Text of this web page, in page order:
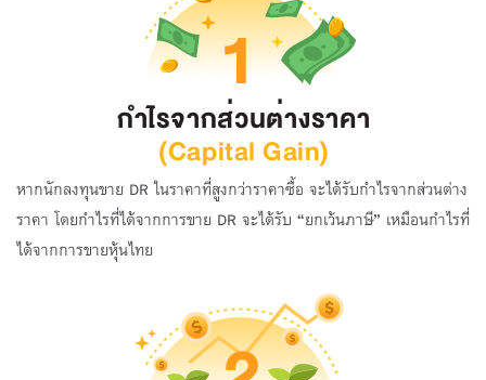
หากนักลงทุนขาย DR ในราคาที่สูงกว่าราคาซื้อ จะได้รับกำไรจากส่วนต่าง
ราคา โดยกำไรที่ได้จากการขาย DR จะได้รับ “ยกเว้นภาษี” เหมือนกำไรที่
ได้จากการขายหุ้นไทย